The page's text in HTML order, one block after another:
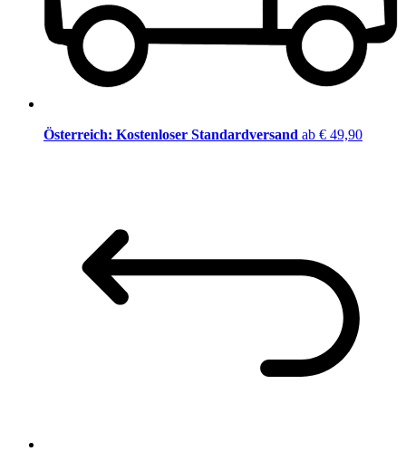
Österreich: Kostenloser Standardversand ab € 49,90